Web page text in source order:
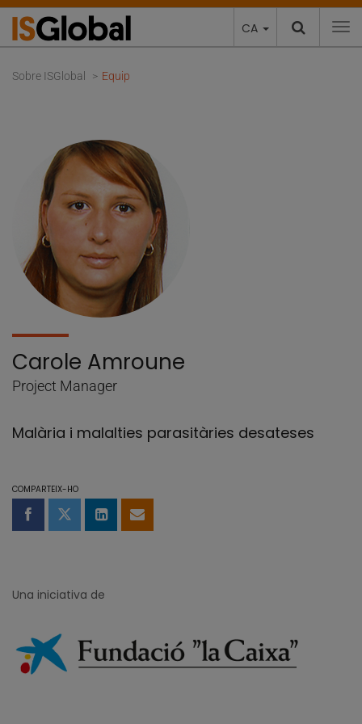
CA
Sobre ISGlobal Equip
Carole Amroune
Project Manager
Malària i malalties parasitàries desateses
COMPARTEIX-HO
Compartir a Facebook
Compartir a Twitter
Comparteix a LinkedIn
Comparteix per email
Una iniciativa de